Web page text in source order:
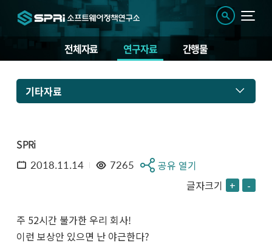
전체자료 연구자료 간행물
기타자료
SPRi
2018.11.14 7265
공유 열기
글자크기 + -
주 52시간 불가한 우리 회사!
이런 보상안 있으면 난 야근한다?